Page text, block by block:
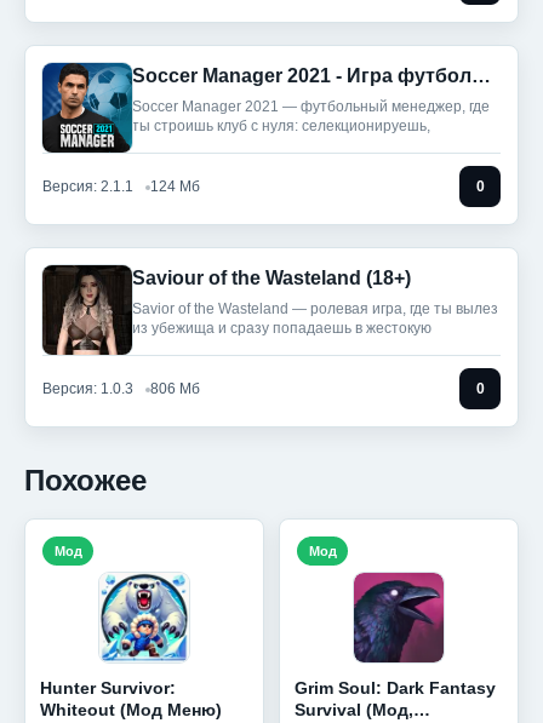
Soccer Manager 2021 - Игра футбольного менеджера (Без рекламы)
Soccer Manager 2021 — футбольный менеджер, где
ты строишь клуб с нуля: селекционируешь,
Версия: 2.1.1 124 Мб 0
Saviour of the Wasteland (18+)
Savior of the Wasteland — ролевая игра, где ты вылез
из убежища и сразу попадаешь в жестокую
Версия: 1.0.3 806 Мб 0
Похожее
Hunter Survivor:
Whiteout (Мод Меню)
Мод
Grim Soul: Dark Fantasy
Survival (Мод,
Мод